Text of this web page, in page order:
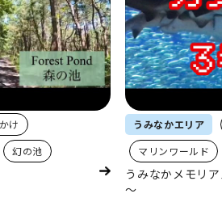
け
幻の池
うみなかエリア
マリンワールド
うみなかメモリ
～